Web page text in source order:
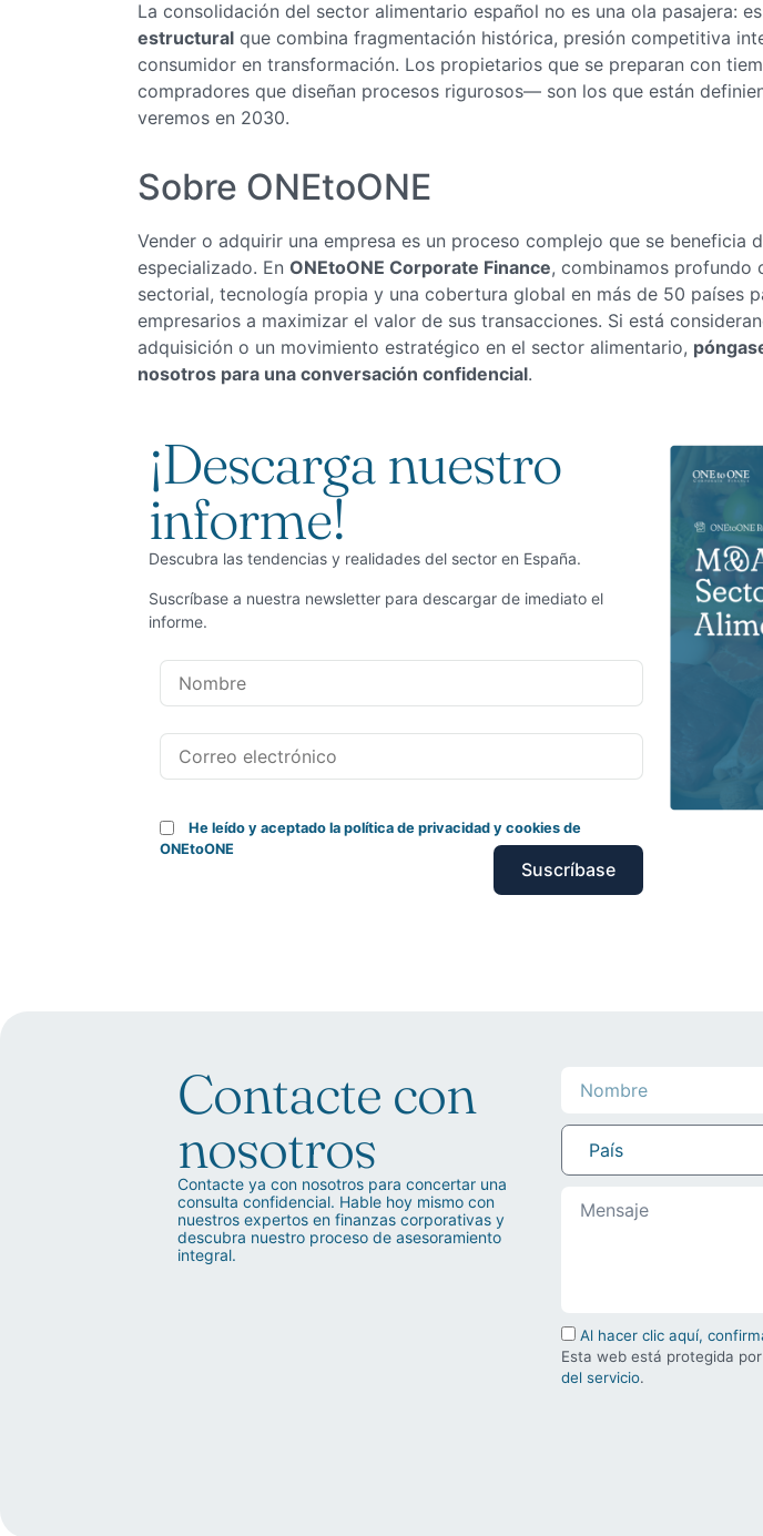
La consolidación del sector alimentario español no es una ola pasajera:
estructural que combina fragmentación histórica, presión competitiva
consumidor en transformación. Los propietarios que se preparan con
compradores que diseñan procesos rigurosos— son los que están
veremos en 2030.
Sobre ONEtoONE
Vender o adquirir una empresa es un proceso complejo que se beneficia
especializado. En ONEtoONE Corporate Finance, combinamos profundo
sectorial, tecnología propia y una cobertura global en más de 50 países
empresarios a maximizar el valor de sus transacciones. Si está
adquisición o un movimiento estratégico en el sector alimentario,
nosotros para una conversación confidencial.
¡Descarga nuestro
informe!
Descubra las tendencias y realidades del sector en España.
Suscríbase a nuestra newsletter para descargar de imediato el
informe.
He leído y aceptado la política de privacidad y cookies de
ONEtoONE
Contacte con
nosotros
Contacte ya con nosotros para concertar una
consulta confidencial. Hable hoy mismo con
nuestros expertos en finanzas corporativas y
descubra nuestro proceso de asesoramiento
integral.
País
Al hacer clic aquí,
Esta web está protegida
del servicio.